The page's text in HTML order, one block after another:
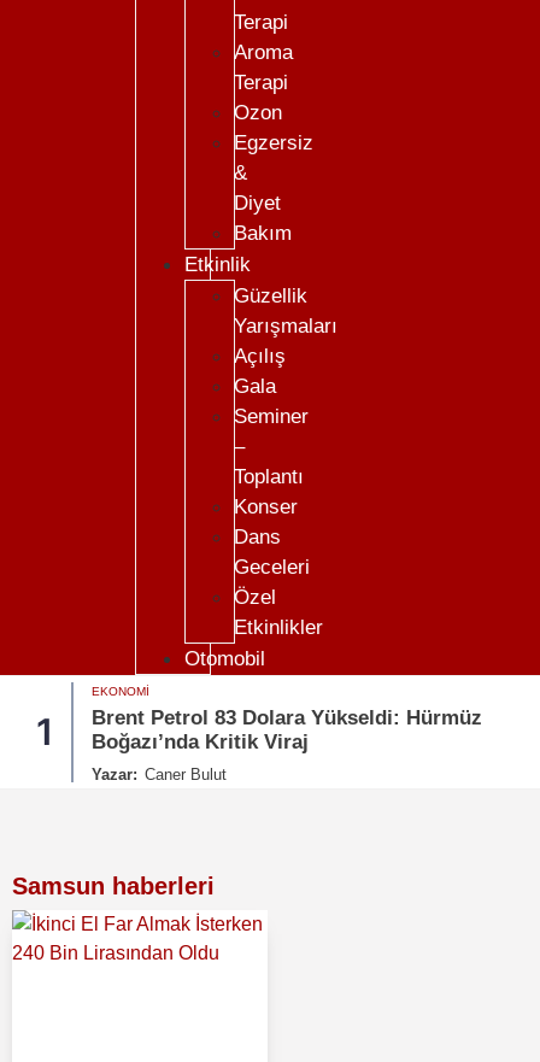
Terapi
Aroma
Terapi
Ozon
Egzersiz
&
Diyet
Bakım
Etkinlik
Güzellik
Yarışmaları
Açılış
Gala
Seminer
–
Toplantı
Konser
Dans
Geceleri
Özel
Etkinlikler
Otomobil
1
EKONOMI
Brent Petrol 83 Dolara Yükseldi: Hürmüz
Boğazı’nda Kritik Viraj
Yazar: Caner Bulut
Samsun haberleri